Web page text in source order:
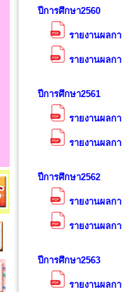
ปีการศึกษา2560
รายงานผลก
รายงานผลก
ปีการศึกษา2561
รายงานผลก
รายงานผลก
ปีการศึกษา2562
รายงานผลก
รายงานผลก
ปีการศึกษา2563
รายงานผลก